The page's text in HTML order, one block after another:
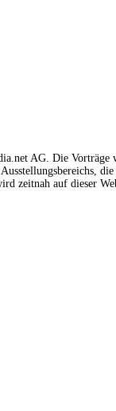
AG. Die
zeitnah auf dieser